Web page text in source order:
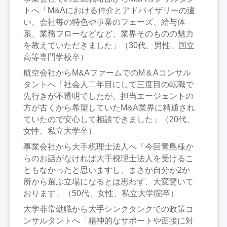
トへ「M&Aにおける仲介とアドバイザリーの違
い、会社毎の特色や事業のフェーズ、給与体
系、業務フローなどなど、業界そのものの魅力
を教えていただきました」（30代、男性、国立
高等専門学校卒）
航空会社からM&AファームでのM＆Aコンサル
タントへ「社会人二年目にして三度目の転職で
先行きが不透明でしたが、担当エージェントの
方が古くから希望していたM&A業界に精通され
ていたので安心して相談できました」（20代、
女性、私立大学卒）
事業会社から大手税理士法人へ「今回青島様か
らのお話がなければ大手税理士法人を受けるこ
ともなかったと思いますし、まさか自分が2か
所から選ぶ立場になるとは思わず、大変驚いて
おります」（50代、女性、私立大学院卒）
大学非常勤職から大手シンクタンクでの政策コ
ンサルタントへ「精神的なサポートや面接に対